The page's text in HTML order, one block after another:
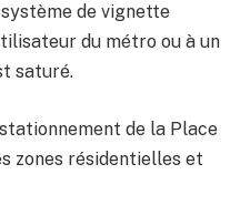
de vignette
du métro ou à un
saturé.
de la Place
zones résidentielles et